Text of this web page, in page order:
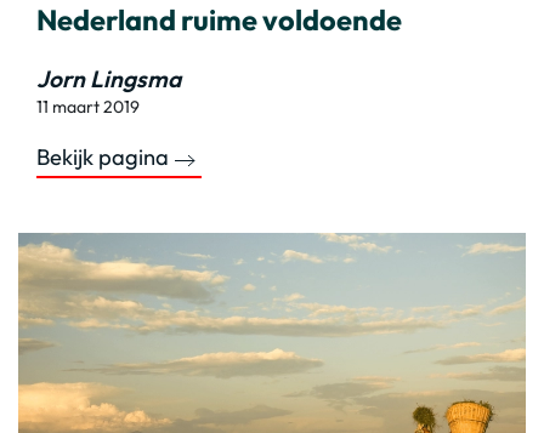
Nederland ruime voldoende
Jorn Lingsma
11 maart 2019
Bekijk pagina